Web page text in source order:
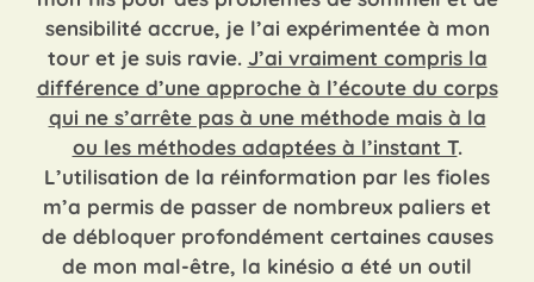
sensibilité accrue, je l’ai expérimentée à mon
tour et je suis ravie. J’ai vraiment compris la
différence d’une approche à l’écoute du corps
qui ne s’arrête pas à une méthode mais à la
ou les méthodes adaptées à l’instant T.
L’utilisation de la réinformation par les fioles
m’a permis de passer de nombreux paliers et
de débloquer profondément certaines causes
de mon mal-être, la kinésio a été un outil